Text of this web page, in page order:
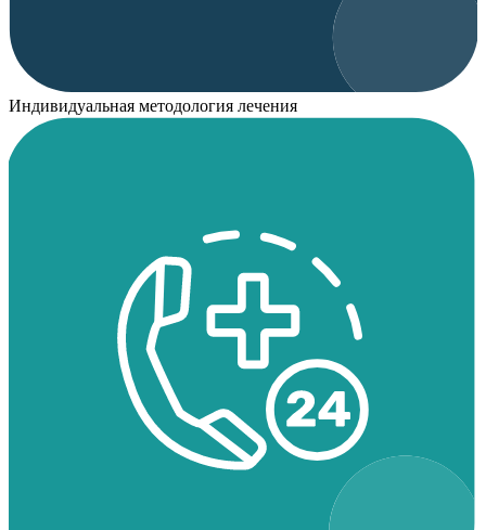
Индивидуальная методология лечения